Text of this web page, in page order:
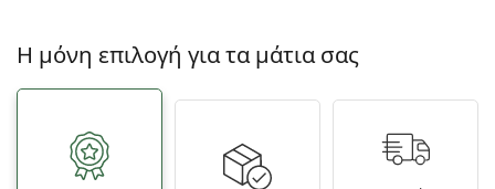
Η μόνη επιλογή για τα μάτια σας